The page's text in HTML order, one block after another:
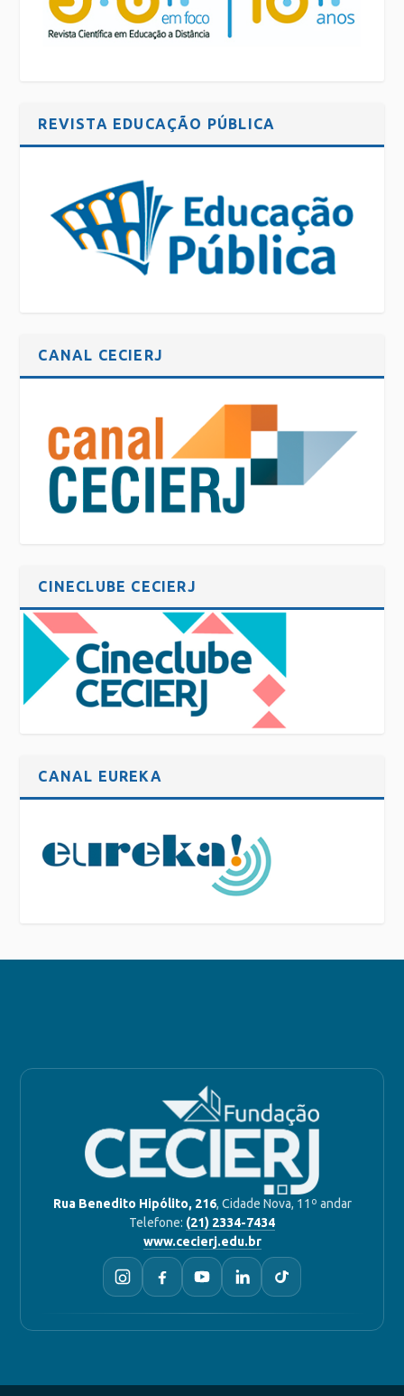
REVISTA EDUCAÇÃO PÚBLICA
CANAL CECIERJ
CINECLUBE CECIERJ
CANAL EUREKA
Rua Benedito Hipólito, 216, Cidade Nova, 11º andar
Telefone: (21) 2334-7434
www.cecierj.edu.br